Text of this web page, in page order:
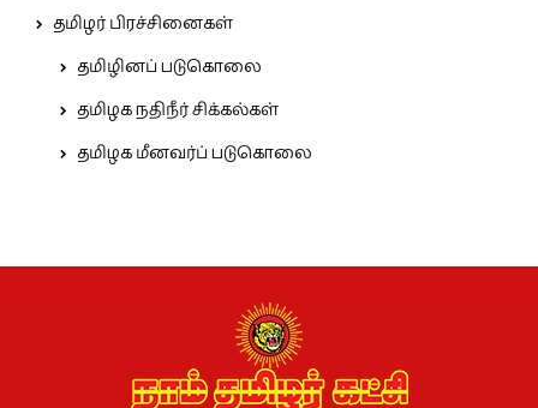
தமிழர் பிரச்சினைகள்
தமிழினப் படுகொலை
தமிழக நதிநீர் சிக்கல்கள்
தமிழக மீனவர்ப் படுகொலை